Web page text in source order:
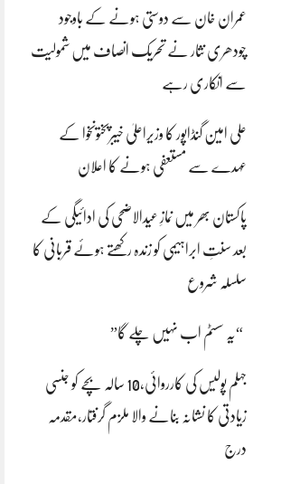
عمران خان سے دوستی ہونے کے باوجود
چودھری نثار نے تحریک انصاف میں شمولیت
سے انکاری رہے
علی امین گنڈاپور کا وزیراعلیٰ خیبرپختونخوا کے
عہدے سے مستعفی ہونے کا اعلان
پاکستان بھر میں نمازِ عیدالاضحی کی ادائیگی کے
بعد سنتِ ابراہیمی کو زندہ رکھتے ہوئے قربانی کا
سلسلہ شروع
“یہ سسٹم اب نہیں چلے گا”
جہلم پولیس کی کارروائی،10 سالہ بچے کو جنسی
زیادتی کا نشانہ بنانے والا ملزم گرفتار،مقدمہ
درج